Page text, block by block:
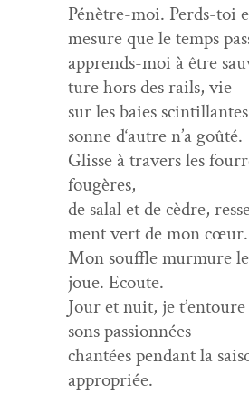
Pénètre-moi. Perds-toi
mesure que le temps
apprends-moi à être
ture hors des rails, vie
sur les baies
son­ne d‘autre n’a goûté.
Glisse à tra­vers les
fougères,
de salal et de cèdre,
ment vert de mon cœur.
Mon souf­fle mur­mure
joue. Ecoute.
Jour et nuit, je
sons passionnées
chan­tées pen­dant la
appropriée.